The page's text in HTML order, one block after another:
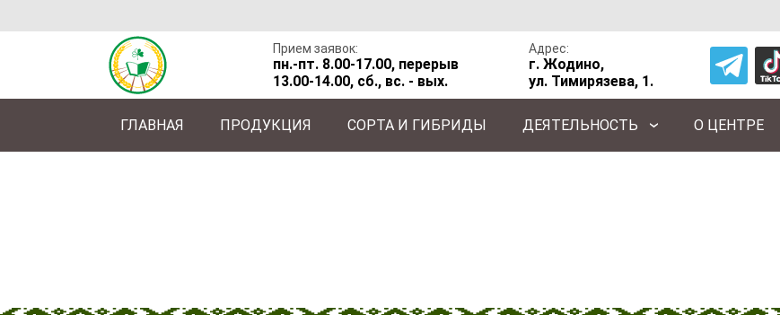
Прием заявок:
пн.-пт. 8.00-17.00, перерыв
13.00-14.00, сб., вс. - вых.
Адрес:
г. Жодино,
ул. Тимирязева, 1.
ГЛАВНАЯ ПРОДУКЦИЯ СОРТА И ГИБРИДЫ ДЕЯТЕЛЬНОСТЬ О ЦЕНТРЕ